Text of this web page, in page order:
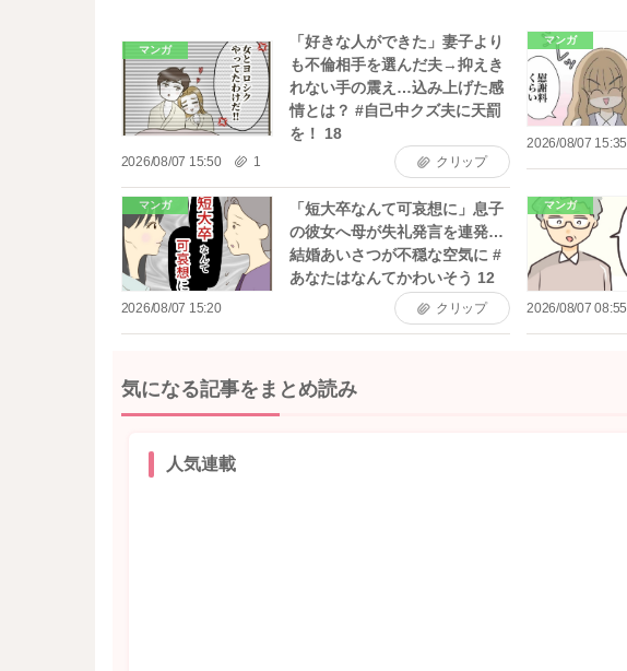
マンガ
「好きな人ができた」妻子より
も不倫相手を選んだ夫→抑えき
れない手の震え…込み上げた感
情とは？ #自己中クズ夫に天罰
を！ 18
2026/08/07 15:50 1 クリップ
マンガ
2026/08/07 15:35
マンガ
「短大卒なんて可哀想に」息子
の彼女へ母が失礼発言を連発…
結婚あいさつが不穏な空気に #
あなたはなんてかわいそう 12
2026/08/07 15:20 クリップ
マンガ
2026/08/07 08:55
気になる記事をまとめ読み
人気連載